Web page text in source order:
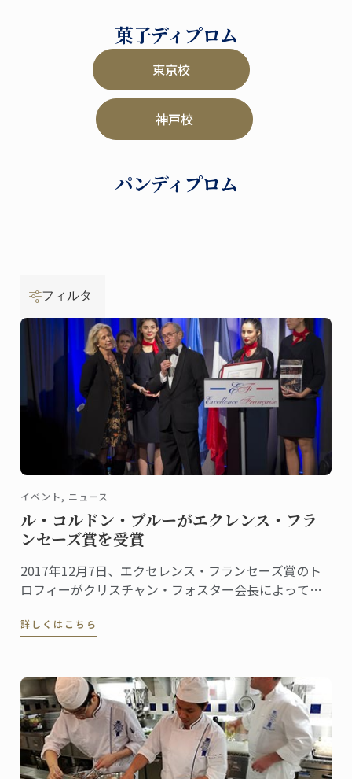
菓子ディプロム
東京校
神戸校
パンディプロム
フィルタ
イベント, ニュース
ル・コルドン・ブルーがエクレンス・フラ
ンセーズ賞を受賞
2017年12月7日、エクセレンス・フランセーズ賞のト
ロフィーがクリスチャン・フォスター会長によって、
るル・コルドン・ブルー、パリ校に授与されました。
詳しくはこちら